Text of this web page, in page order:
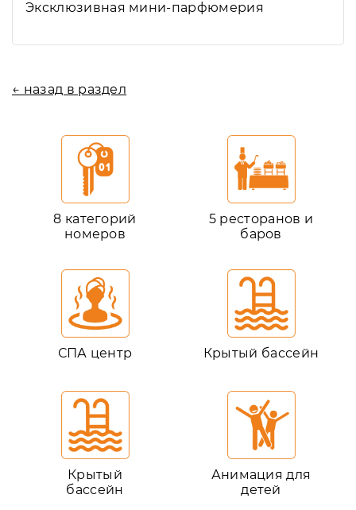
Эксклюзивная мини-парфюмерия
← назад в раздел
8 категорий
номеров
5 ресторанов и
баров
СПА центр Крытый бассейн
Крытый
бассейн
Анимация для
детей